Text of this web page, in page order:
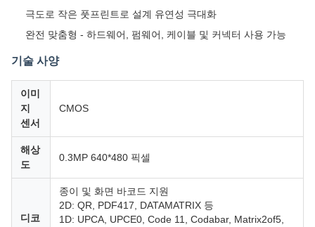
극도로 작은 풋프린트로 설계 유연성 극대화
완전 맞춤형 - 하드웨어, 펌웨어, 케이블 및 커넥터 사용 가능
기술 사양
이미
지
센서
CMOS
해상
도
0.3MP 640*480 픽셀
디코
종이 및 화면 바코드 지원
2D: QR, PDF417, DATAMATRIX 등
1D: UPCA, UPCE0, Code 11, Codabar, Matrix2of5,